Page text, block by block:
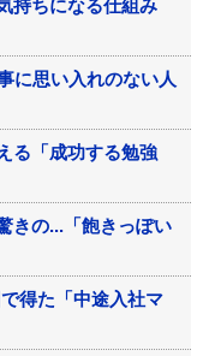
持ちになる仕組み
に思い入れのない人
る「成功する勉強
きの...「飽きっぽい
得た「中途入社マ